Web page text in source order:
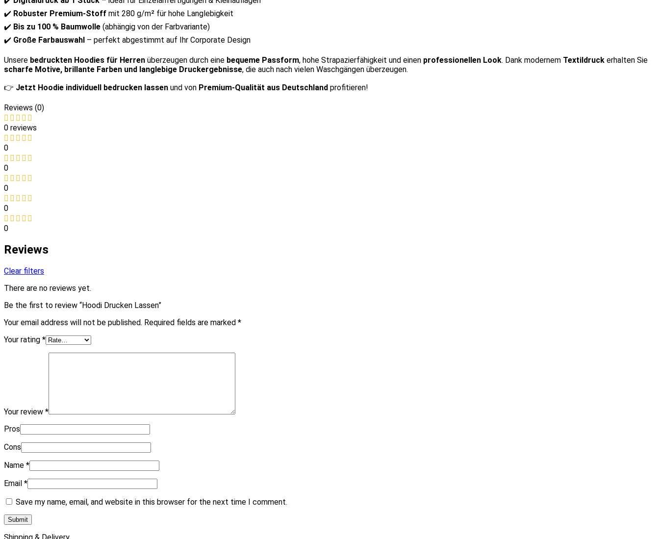
✔️ Robuster Premium-Stoff mit 280 g/m² für hohe Langlebigkeit
✔️ Bis zu 100 % Baumwolle (abhängig von der Farbvariante)
✔️ Große Farbauswahl – perfekt abgestimmt auf Ihr Corporate Design
Unsere bedruckten Hoodies für Herren überzeugen durch eine bequeme Passform, hohe Strapazierfähigkeit und einen professionellen Look. Dank modernem Textildruck erhalten Sie
scharfe Motive, brillante Farben und langlebige Druckergebnisse, die auch nach vielen Waschgängen überzeugen.
👉 Jetzt Hoodie individuell bedrucken lassen und von Premium-Qualität aus Deutschland profitieren!
Reviews (0)
0 reviews
0
0
0
0
0
Reviews
Clear filters
There are no reviews yet.
Be the first to review “Hoodi Drucken Lassen”
Your email address will not be published. Required fields are marked *
Your rating *
Your review *
Pros
Cons
Name *
Email *
Save my name, email, and website in this browser for the next time I comment.